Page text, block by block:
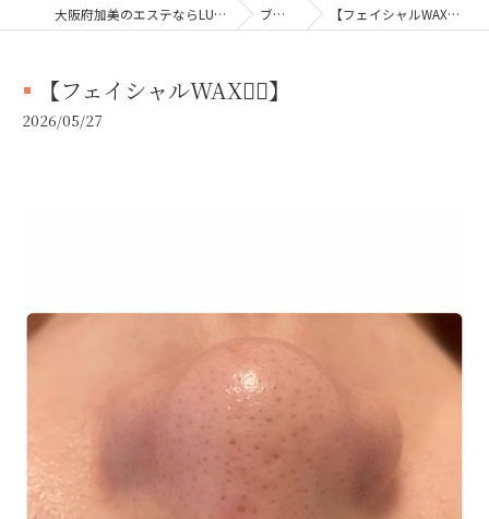
大阪府加美のエステならLUANA ブログ 【フェイシャルWAX💆‍♀️】
【フェイシャルWAX💆‍♀️】
2026/05/27